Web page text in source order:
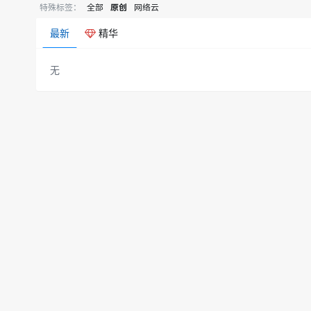
特殊标签： 全部 原创 网络云
最新 精华
无